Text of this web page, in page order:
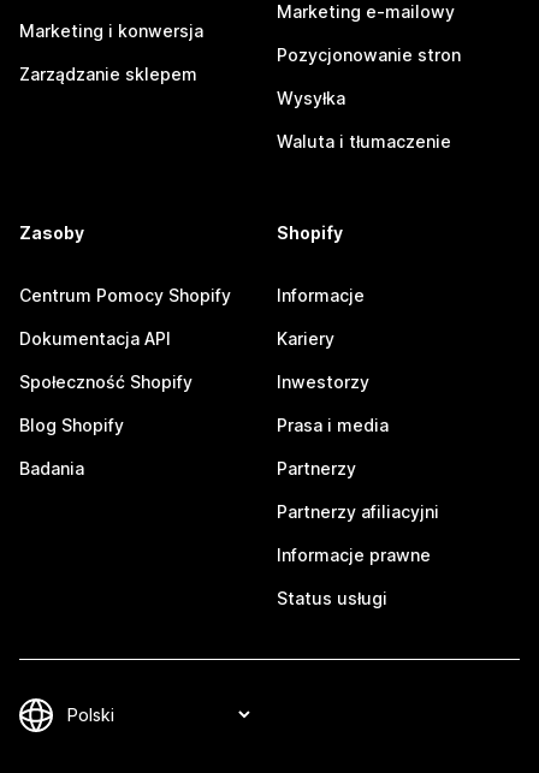
Marketing i konwersja
Zarządzanie sklepem
Marketing e-mailowy
Pozycjonowanie stron
Wysyłka
Waluta i tłumaczenie
Zasoby
Centrum Pomocy Shopify
Dokumentacja API
Społeczność Shopify
Blog Shopify
Badania
Shopify
Informacje
Kariery
Inwestorzy
Prasa i media
Partnerzy
Partnerzy afiliacyjni
Informacje prawne
Status usługi